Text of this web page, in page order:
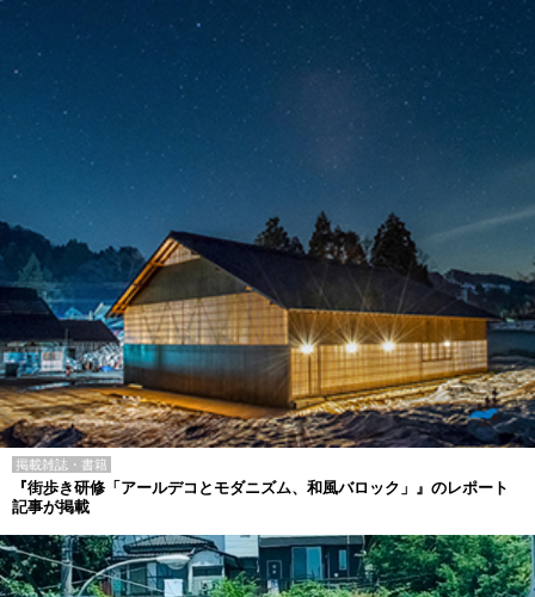
掲載雑誌・書籍
『街歩き研修「アールデコとモダニズム、和風バロック」』のレポート
記事が掲載